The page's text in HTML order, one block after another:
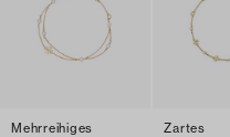
Mehrreihiges
Zartes